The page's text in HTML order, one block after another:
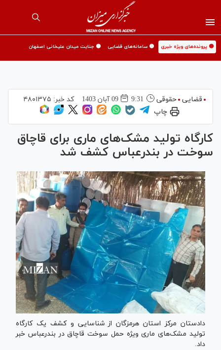
🟡 پرونده‌های ویژه خبری 🟡 سامانه‌های قضایی 🟡 جنایت میدان علیخانی اصفهان
قضایی حقوقی 9:31 09 آبان 1403 کد خبر: ۴۸۰۱۳۷۵
چاپ
کارگاه تولید مشک‌های ماری برای قاچاق
سوخت در بندرعباس کشف شد
دادستان مرکز استان هرمزگان از شناسایی و کشف یک کارگاه
تولید مشک‌های ماری ویژه حمل سوخت قاچاق در بندرعباس خبر
داد.